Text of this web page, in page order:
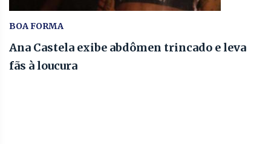
BOA FORMA
Ana Castela exibe abdômen trincado e leva
fãs à loucura